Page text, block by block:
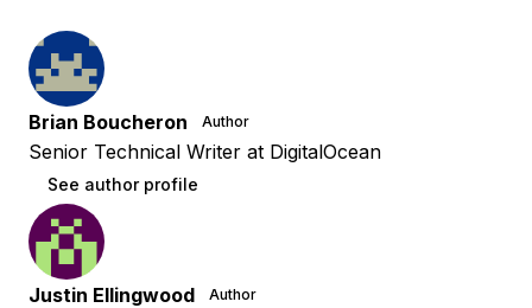
Brian Boucheron Author
Senior Technical Writer at DigitalOcean
See author profile
Justin Ellingwood Author